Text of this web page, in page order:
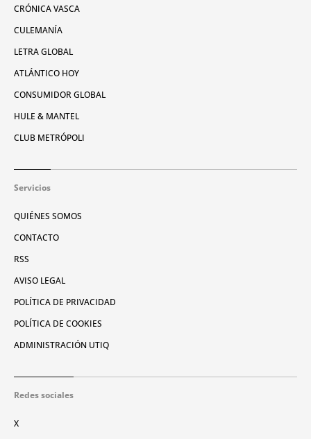
CRÓNICA VASCA
CULEMANÍA
LETRA GLOBAL
ATLÁNTICO HOY
CONSUMIDOR GLOBAL
HULE & MANTEL
CLUB METRÓPOLI
Servicios
QUIÉNES SOMOS
CONTACTO
RSS
AVISO LEGAL
POLÍTICA DE PRIVACIDAD
POLÍTICA DE COOKIES
ADMINISTRACIÓN UTIQ
Redes sociales
X